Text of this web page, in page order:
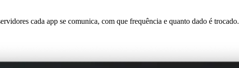
cada app se comunica, com que frequência e quanto dado é trocado.